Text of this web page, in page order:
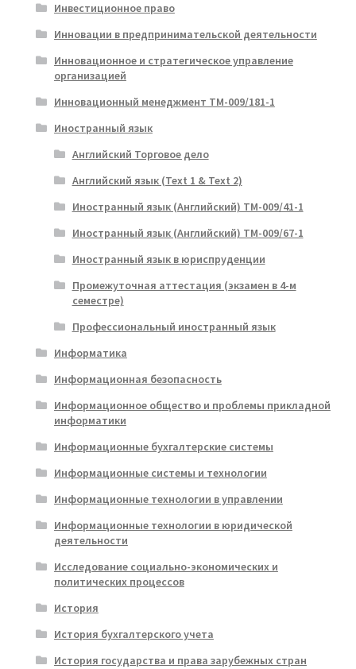
Инвестиционное право
Инновации в предпринимательской деятельности
Инновационное и стратегическое управление
организацией
Инновационный менеджмент ТМ-009/181-1
Иностранный язык
Английский Торговое дело
Английский язык (Text 1 & Text 2)
Иностранный язык (Английский) ТМ-009/41-1
Иностранный язык (Английский) ТМ-009/67-1
Иностранный язык в юриспруденции
Промежуточная аттестация (экзамен в 4-м
семестре)
Профессиональный иностранный язык
Информатика
Информационная безопасность
Информационное общество и проблемы прикладной
информатики
Информационные бухгалтерские системы
Информационные системы и технологии
Информационные технологии в управлении
Информационные технологии в юридической
деятельности
Исследование социально-экономических и
политических процессов
История
История бухгалтерского учета
История государства и права зарубежных стран